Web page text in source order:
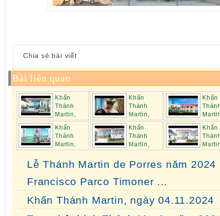
Chia sẻ bài viết
Bài liên quan
Khấn
Thánh
Martin,
ngày 20.01.2025
Khấn
Thánh
Martin,
ngày 13.01.2025
Khấn
ngày 06.01.2025
Khấn
Thánh
Martin,
Khấn
Thánh
Martin,
Khấn
Lễ Thánh Martin de Porres năm 2024
Francisco Parco Timoner ...
Khấn Thánh Martin, ngày 04.11.2024